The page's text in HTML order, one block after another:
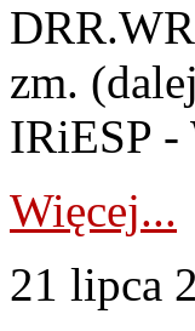
zm.
IRiESP -
Więcej...
21 lipca